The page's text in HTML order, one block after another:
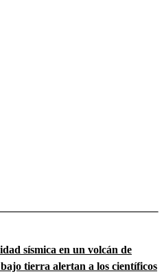
sísmica en un volcán de
tierra alertan a los científicos